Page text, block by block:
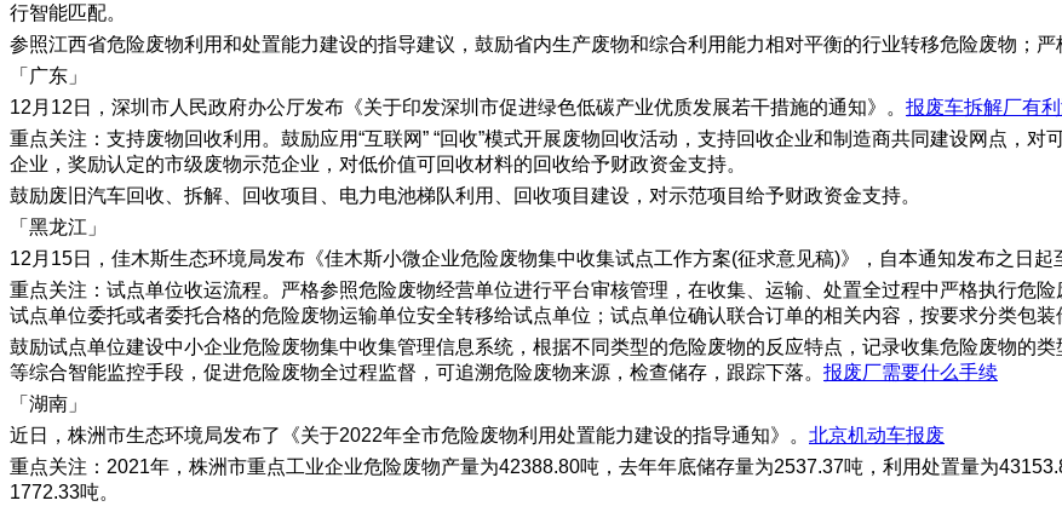
行智能匹配。
参照江西省危险废物利用和处置能力建设的指导建议，鼓励省内生产废物和综合利用能力相对平衡的行业转移危险废物；严
「广东」
12月12日，深圳市人民政府办公厅发布《关于印发深圳市促进绿色低碳产业优质发展若干措施的通知》。 报废车拆解厂有
重点关注：支持废物回收利用。鼓励应用“互联网” “回收”模式开展废物回收活动，支持回收企业和制造商共同建设网点，
企业，奖励认定的市级废物示范企业，对低价值可回收材料的回收给予财政资金支持。
鼓励废旧汽车回收、拆解、回收项目、电力电池梯队利用、回收项目建设，对示范项目给予财政资金支持。
「黑龙江」
12月15日，佳木斯生态环境局发布《佳木斯小微企业危险废物集中收集试点工作方案(征求意见稿)》，自本通知发布之日起
重点关注：试点单位收运流程。严格参照危险废物经营单位进行平台审核管理，在收集、运输、处置全过程中严格执行危
试点单位委托或者委托合格的危险废物运输单位安全转移给试点单位；试点单位确认联合订单的相关内容，按要求分类包
鼓励试点单位建设中小企业危险废物集中收集管理信息系统，根据不同类型的危险废物的反应特点，记录收集危险废物的
等综合智能监控手段，促进危险废物全过程监督，可追溯危险废物来源，检查储存，跟踪下落。 报废厂需要什么手续
「湖南」
近日，株洲市生态环境局发布了《关于2022年全市危险废物利用处置能力建设的指导通知》。 北京机动车报废
重点关注：2021年，株洲市重点工业企业危险废物产量为42388.80吨，去年年底储存量为2537.37吨，利用处置量为
1772.33吨。